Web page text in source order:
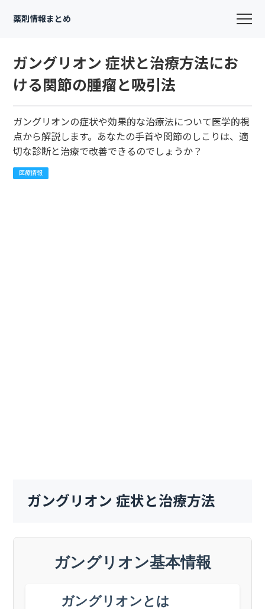
薬剤情報まとめ
ガングリオン 症状と治療方法にお
ける関節の腫瘤と吸引法
ガングリオンの症状や効果的な治療法について医学的視
点から解説します。あなたの手首や関節のしこりは、適
切な診断と治療で改善できるのでしょうか？
医療情報
ガングリオン 症状と治療方法
ガングリオン基本情報
ガングリオンとは